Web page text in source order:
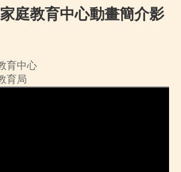
庭教育中心動畫簡介影
育中心
育局